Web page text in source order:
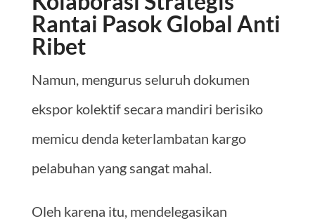
Rantai Pasok Global Anti
Ribet
Namun, mengurus seluruh dokumen
ekspor kolektif secara mandiri berisiko
memicu denda keterlambatan kargo
pelabuhan yang sangat mahal.
Oleh karena itu, mendelegasikan